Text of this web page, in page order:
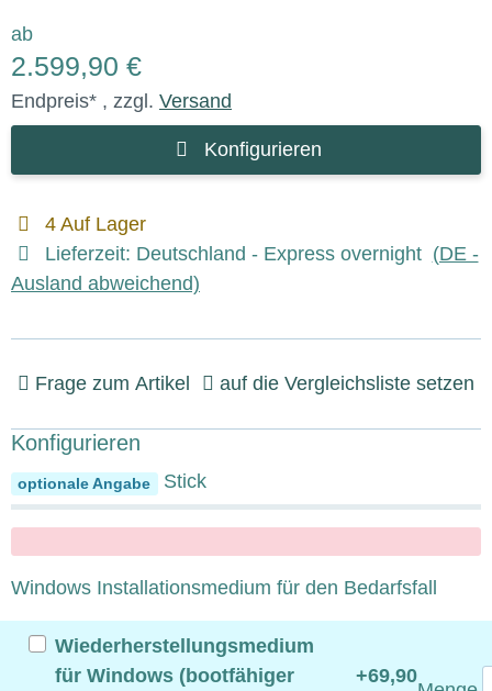
ab
2.599,90 €
Endpreis* , zzgl. Versand
Konfigurieren
4 Auf Lager
Lieferzeit: Deutschland - Express overnight (DE -
Ausland abweichend)
Frage zum Artikel auf die Vergleichsliste setzen
Konfigurieren
Bootfähiger USB Stick
optionale Angabe
x
Windows Installationsmedium für den Bedarfsfall
Wiederherstellungsmedium
für Windows (bootfähiger
+69,90